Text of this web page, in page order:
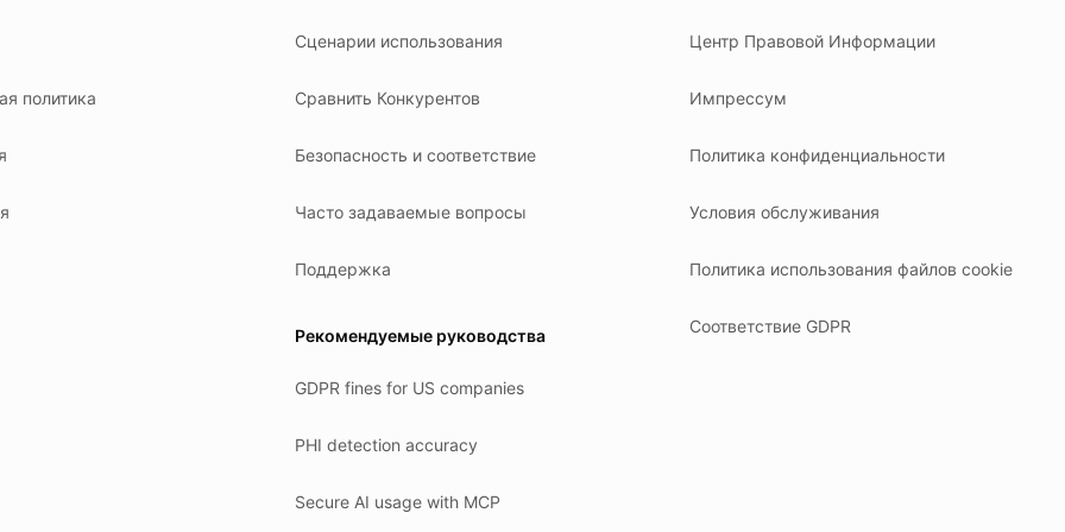
политика
Сценарии использования
Сравнить Конкурентов
Безопасность и соответствие
Часто задаваемые вопросы
Поддержка
Рекомендуемые руководства
GDPR fines for US companies
PHI detection accuracy
Secure AI usage with MCP
Центр Правовой Информации
Импрессум
Политика конфиденциальности
Условия обслуживания
Политика использования файлов cookie
Соответствие GDPR